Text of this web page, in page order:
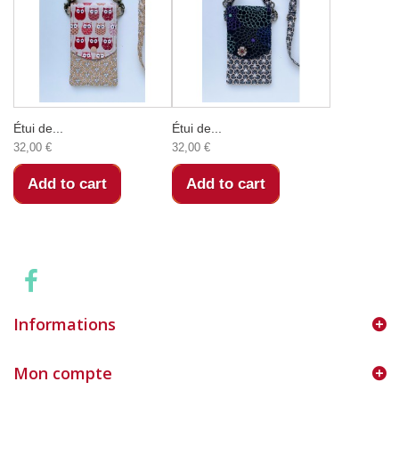
Étui de...
32,00 €
Add to cart
Étui de...
32,00 €
Add to cart
Informations
Mon compte